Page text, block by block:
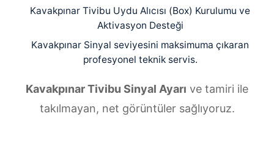
Kavakpınar Tivibu Uydu Alıcısı (Box) Kurulumu ve
Aktivasyon Desteği
Kavakpınar Sinyal seviyesini maksimuma çıkaran
profesyonel teknik servis.
Kavakpınar Tivibu Sinyal Ayarı ve tamiri ile
takılmayan, net görüntüler sağlıyoruz.